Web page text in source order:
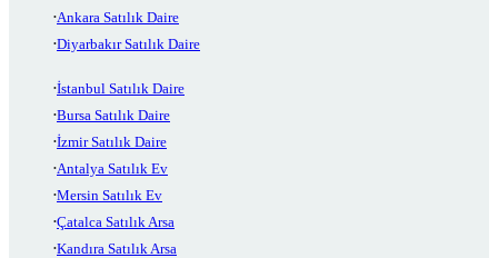
Ankara Satılık Daire
Diyarbakır Satılık Daire
İstanbul Satılık Daire
Bursa Satılık Daire
İzmir Satılık Daire
Antalya Satılık Ev
Mersin Satılık Ev
Çatalca Satılık Arsa
Kandıra Satılık Arsa